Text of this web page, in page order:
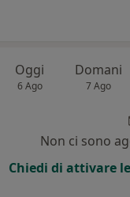
Oggi
6 Ago
Domani
7 Ago
Non ci sono
Chiedi di attivare